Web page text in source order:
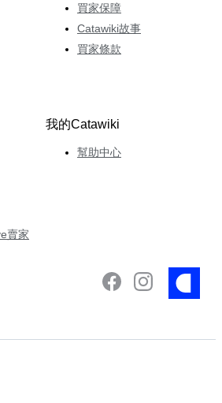
買家保障
Catawiki故事
買家條款
賣家
我的Catawiki
幫助中心